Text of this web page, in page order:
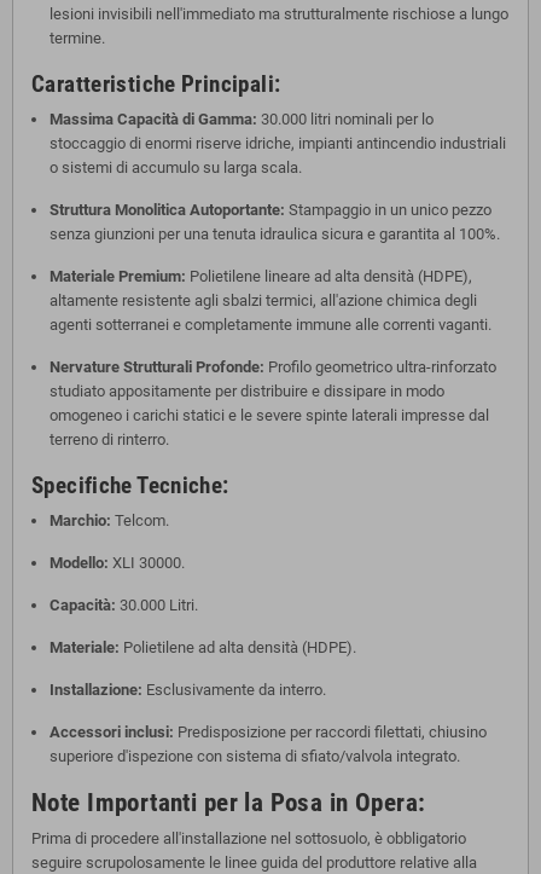
lesioni invisibili nell'immediato ma strutturalmente rischiose a lungo
termine.
Caratteristiche Principali:
Massima Capacità di Gamma: 30.000 litri nominali per lo
stoccaggio di enormi riserve idriche, impianti antincendio industriali
o sistemi di accumulo su larga scala.
Struttura Monolitica Autoportante: Stampaggio in un unico pezzo
senza giunzioni per una tenuta idraulica sicura e garantita al 100%.
Materiale Premium: Polietilene lineare ad alta densità (HDPE),
altamente resistente agli sbalzi termici, all'azione chimica degli
agenti sotterranei e completamente immune alle correnti vaganti.
Nervature Strutturali Profonde: Profilo geometrico ultra-rinforzato
studiato appositamente per distribuire e dissipare in modo
omogeneo i carichi statici e le severe spinte laterali impresse dal
terreno di rinterro.
Specifiche Tecniche:
Marchio: Telcom.
Modello: XLI 30000.
Capacità: 30.000 Litri.
Materiale: Polietilene ad alta densità (HDPE).
Installazione: Esclusivamente da interro.
Accessori inclusi: Predisposizione per raccordi filettati, chiusino
superiore d'ispezione con sistema di sfiato/valvola integrato.
Note Importanti per la Posa in Opera:
Prima di procedere all'installazione nel sottosuolo, è obbligatorio
seguire scrupolosamente le linee guida del produttore relative alla